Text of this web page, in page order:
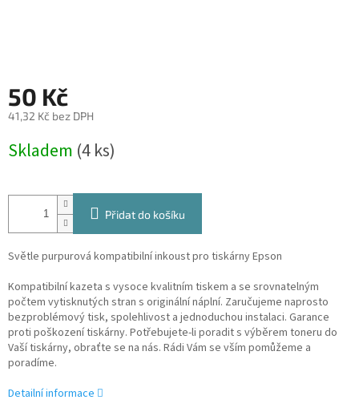
50 Kč
41,32 Kč bez DPH
cena:
Skladem (4 ks)
Přidat do košíku
Světle purpurová kompatibilní inkoust pro tiskárny Epson
Kompatibilní kazeta s vysoce kvalitním tiskem a se srovnatelným
počtem vytisknutých stran s originální náplní. Zaručujeme naprosto
bezproblémový tisk, spolehlivost a jednoduchou instalaci. Garance
proti poškození tiskárny. Potřebujete-li poradit s výběrem toneru do
Vaší tiskárny, obraťte se na nás. Rádi Vám se vším pomůžeme a
poradíme.
Detailní informace